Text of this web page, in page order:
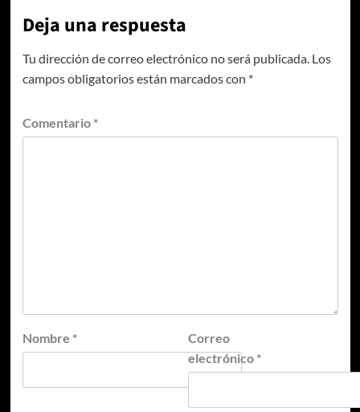
Deja una respuesta
Tu dirección de correo electrónico no será publicada. Los
campos obligatorios están marcados con *
Comentario *
Nombre *
Correo
electrónico *